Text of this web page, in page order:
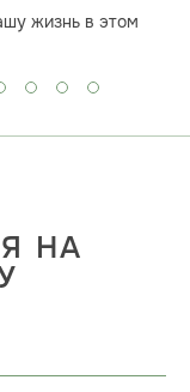
жизнь в этом
НА